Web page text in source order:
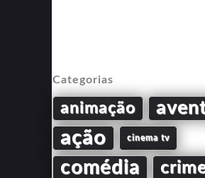
Categorias
animação
ação cinema tv
comédia